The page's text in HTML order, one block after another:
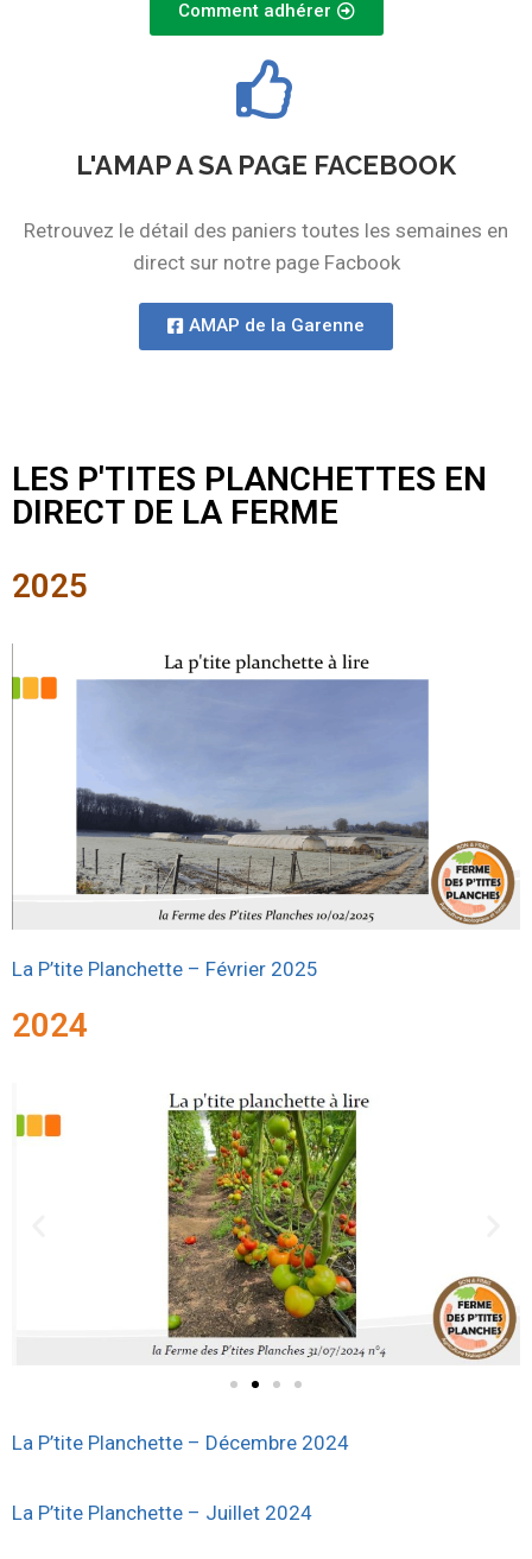
Comment adhérer
L'AMAP A SA PAGE FACEBOOK
Retrouvez le détail des paniers toutes les semaines en
direct sur notre page Facbook
AMAP de la Garenne
LES P'TITES PLANCHETTES EN
DIRECT DE LA FERME
2025
La P’tite Planchette – Février 2025
2024
La P’tite Planchette – Décembre 2024
La P’tite Planchette – Juillet 2024